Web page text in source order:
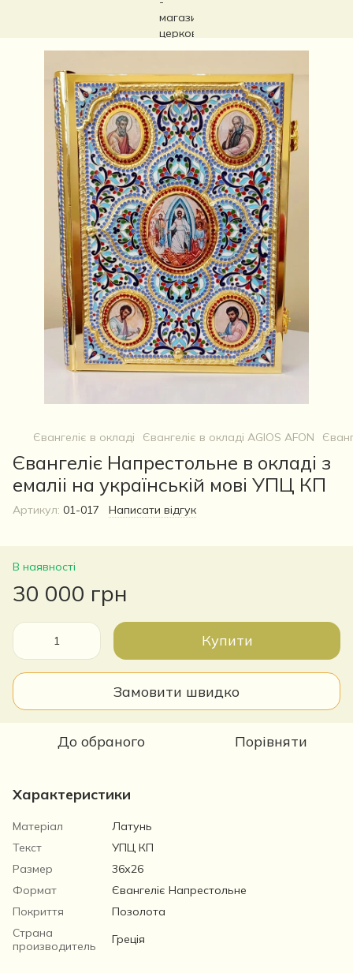
Євангеліє в окладі Євангеліє в окладі AGIOS AFON
Євангеліє Напрестольне в окладі з
емаліі на українській мові УПЦ КП
Артикул: 01-017 Написати відгук
В наявності
30 000 грн
Купити
Замовити швидко
До обраного Порівняти
Характеристики
Матеріал
Латунь
Текст
УПЦ КП
Размер
36х26
Формат
Євангеліє Напрестольне
Покриття
Позолота
Страна
производитель
Греція